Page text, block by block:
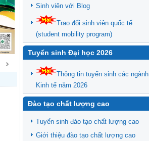
Sinh viên với Blog
Trao đổi sinh viên quốc tế
(student mobility program)
Tuyển sinh Đại học 2026
Thông tin tuyển sinh các ngành
Kinh tế năm 2026
Đào tạo chất lượng cao
Tuyển sinh đào tạo chất lượng cao
Giới thiệu đào tạo chất lượng cao